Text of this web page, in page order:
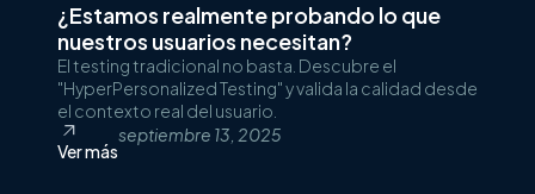
¿Estamos realmente probando lo que
nuestros usuarios necesitan?
El testing tradicional no basta. Descubre el
"HyperPersonalized Testing" y valida la calidad desde
el contexto real del usuario.
Ver más
septiembre 13, 2025